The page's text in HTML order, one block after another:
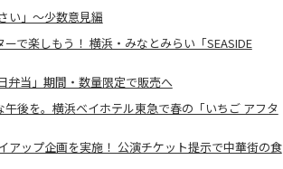
い」～少数意見編
で楽しもう！ 横浜・みなとみらい「SEASIDE
弁当」期間・数量限定で販売へ
後を。横浜ベイホテル東急で春の「いちご アフタ
アップ企画を実施！ 公演チケット提示で中華街の食